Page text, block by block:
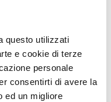
questo utilizzati
e cookie di terze
personale
consentirti di avere la
ed un migliore